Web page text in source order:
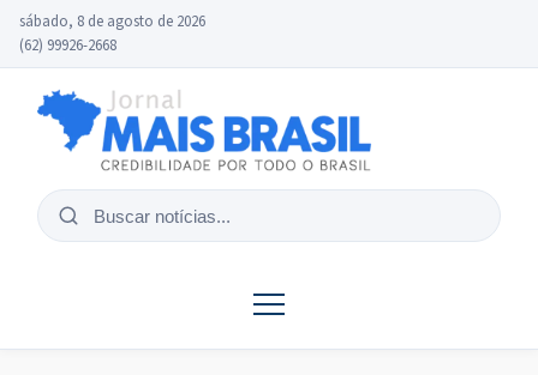
sábado, 8 de agosto de 2026
(62) 99926-2668
Buscar